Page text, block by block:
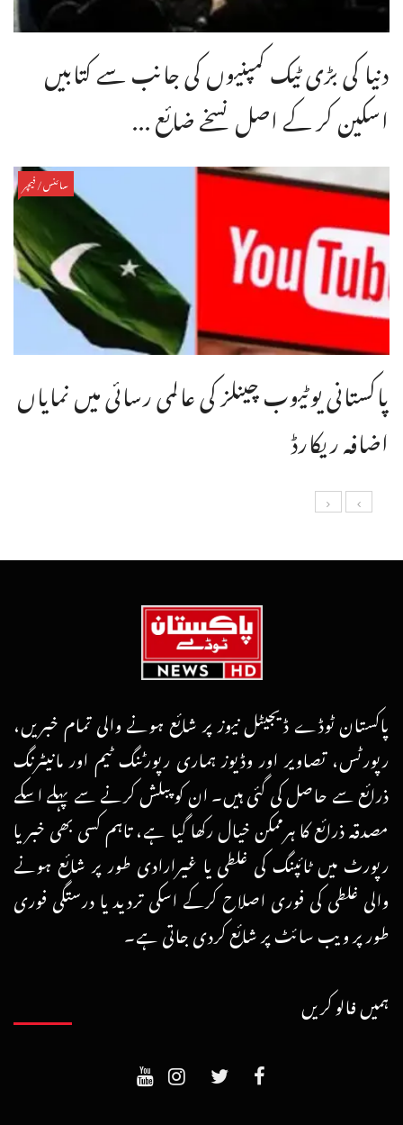
دنیا کی بڑی ٹیک کمپنیوں کی جانب سے کتابیں
اسکین کر کے اصل نسخے ضائع ...
سائنس/فیچر
پاکستانی یوٹیوب چینلز کی عالمی رسائی میں نمایاں
اضافہ ریکارڈ
پاکستان ٹوڈے ڈیجیٹل نیوز پر شائع ہونے والی تمام خبریں،
رپورٹس، تصاویر اور وڈیوز ہماری رپورٹنگ ٹیم اور مانیٹرنگ
ذرائع سے حاصل کی گئی ہیں۔ ان کو پبلش کرنے سے پہلے اسکے
مصدقہ ذرائع کا ہرممکن خیال رکھا گیا ہے، تاہم کسی بھی خبر یا
رپورٹ میں ٹائپنگ کی غلطی یا غیرارادی طور پر شائع ہونے
والی غلطی کی فوری اصلاح کرکے اسکی تردید یا درستگی فوری
طور پر ویب سائٹ پر شائع کردی جاتی ہے۔
ہمیں فالو کریں